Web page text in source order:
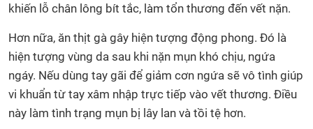
khiến lỗ chân lông bít tắc, làm tổn thương đến vết nặn.
Hơn nữa, ăn thịt gà gây hiện tượng động phong. Đó là
hiện tượng vùng da sau khi nặn mụn khó chịu, ngứa
ngáy. Nếu dùng tay gãi để giảm cơn ngứa sẽ vô tình giúp
vi khuẩn từ tay xâm nhập trực tiếp vào vết thương. Điều
này làm tình trạng mụn bị lây lan và tồi tệ hơn.